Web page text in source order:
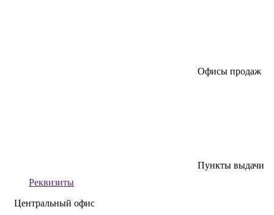
Офисы продаж
Пункты выдачи
Реквизиты
Центральный офис